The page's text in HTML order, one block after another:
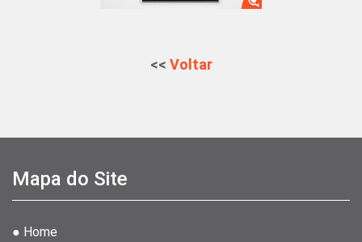
<< Voltar
Mapa do Site
● Home